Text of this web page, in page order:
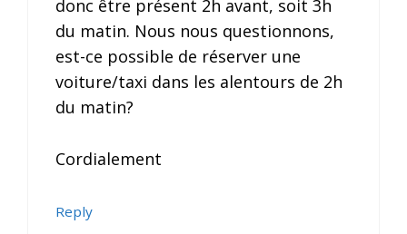
donc être présent 2h avant, soit 3h
du matin. Nous nous questionnons,
est-ce possible de réserver une
voiture/taxi dans les alentours de 2h
du matin?
Cordialement
Reply